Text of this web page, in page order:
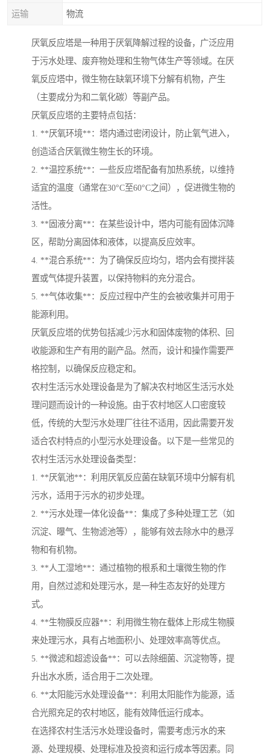
运输 物流
厌氧反应塔是一种用于厌氧降解过程的设备，广泛应用
于污水处理、废弃物处理和生物气体生产等领域。在厌
氧反应塔中，微生物在缺氧环境下分解有机物，产生
（主要成分为和二氧化碳）等副产品。
厌氧反应塔的主要特点包括：
1. **厌氧环境**：塔内通过密闭设计，防止氧气进入，
创造适合厌氧微生物生长的环境。
2. **温控系统**：一些反应塔配备有加热系统，以维持
适宜的温度（通常在30°C至60°C之间），促进微生物的
活性。
3. **固液分离**：在某些设计中，塔内可能有固体沉降
区，帮助分离固体和液体，以提高反应效率。
4. **混合系统**：为了确保反应均匀，塔内会有搅拌装
置或气体提升装置，以保持物料的充分混合。
5. **气体收集**：反应过程中产生的会被收集并可用于
能源利用。
厌氧反应塔的优势包括减少污水和固体废物的体积、回
收能源和生产有用的副产品。然而，设计和操作需要严
格控制，以确保反应稳定和。
农村生活污水处理设备是为了解决农村地区生活污水处
理问题而设计的一种设施。由于农村地区人口密度较
低，传统的大型污水处理厂往往不适用，因此需要开发
适合农村特点的小型污水处理设备。以下是一些常见的
农村生活污水处理设备类型：
1. **厌氧池**：利用厌氧反应菌在缺氧环境中分解有机
污水，适用于污水的初步处理。
2. **污水处理一体化设备**：集成了多种处理工艺（如
沉淀、曝气、生物滤池等），能够有效去除水中的悬浮
物和有机物。
3. **人工湿地**：通过植物的根系和土壤微生物的作
用，自然过滤和处理污水，是一种生态友好的处理方
式。
4. **生物膜反应器**：利用微生物在载体上形成生物膜
来处理污水，具有占地面积小、处理效率高等优点。
5. **微滤和超滤设备**：可以去除细菌、沉淀物等，提
升出水水质，适合用于二次处理。
6. **太阳能污水处理设备**：利用太阳能作为能源，适
合光照充足的农村地区，能有效降低运行成本。
在选择农村生活污水处理设备时，需要考虑污水的来
源、处理规模、处理标准及投资和运行成本等因素。同